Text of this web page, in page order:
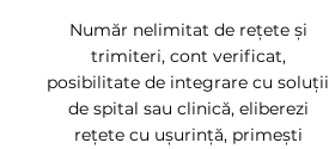
Număr nelimitat de rețete și
trimiteri, cont verificat,
posibilitate de integrare cu soluții
de spital sau clinică, eliberezi
rețete cu ușurință, primești